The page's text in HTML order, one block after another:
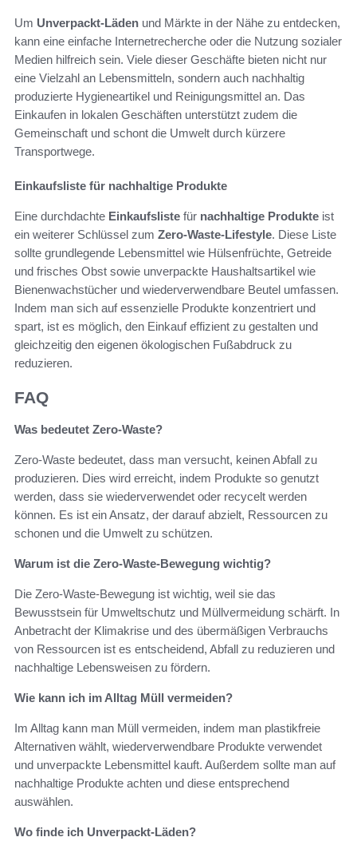
Um Unverpackt-Läden und Märkte in der Nähe zu entdecken,
kann eine einfache Internetrecherche oder die Nutzung sozialer
Medien hilfreich sein. Viele dieser Geschäfte bieten nicht nur
eine Vielzahl an Lebensmitteln, sondern auch nachhaltig
produzierte Hygieneartikel und Reinigungsmittel an. Das
Einkaufen in lokalen Geschäften unterstützt zudem die
Gemeinschaft und schont die Umwelt durch kürzere
Transportwege.
Einkaufsliste für nachhaltige Produkte
Eine durchdachte Einkaufsliste für nachhaltige Produkte ist
ein weiterer Schlüssel zum Zero-Waste-Lifestyle. Diese Liste
sollte grundlegende Lebensmittel wie Hülsenfrüchte, Getreide
und frisches Obst sowie unverpackte Haushaltsartikel wie
Bienenwachstücher und wiederverwendbare Beutel umfassen.
Indem man sich auf essenzielle Produkte konzentriert und
spart, ist es möglich, den Einkauf effizient zu gestalten und
gleichzeitig den eigenen ökologischen Fußabdruck zu
reduzieren.
FAQ
Was bedeutet Zero-Waste?
Zero-Waste bedeutet, dass man versucht, keinen Abfall zu
produzieren. Dies wird erreicht, indem Produkte so genutzt
werden, dass sie wiederverwendet oder recycelt werden
können. Es ist ein Ansatz, der darauf abzielt, Ressourcen zu
schonen und die Umwelt zu schützen.
Warum ist die Zero-Waste-Bewegung wichtig?
Die Zero-Waste-Bewegung ist wichtig, weil sie das
Bewusstsein für Umweltschutz und Müllvermeidung schärft. In
Anbetracht der Klimakrise und des übermäßigen Verbrauchs
von Ressourcen ist es entscheidend, Abfall zu reduzieren und
nachhaltige Lebensweisen zu fördern.
Wie kann ich im Alltag Müll vermeiden?
Im Alltag kann man Müll vermeiden, indem man plastikfreie
Alternativen wählt, wiederverwendbare Produkte verwendet
und unverpackte Lebensmittel kauft. Außerdem sollte man auf
nachhaltige Produkte achten und diese entsprechend
auswählen.
Wo finde ich Unverpackt-Läden?